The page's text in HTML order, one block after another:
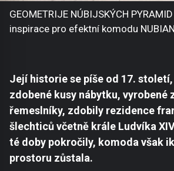
GEOMETRIJE NÚBIJSKÝCH
inspirace pro efektní komodu
Její historie se píše od 17.
zdobené kusy nábytku, vyrobené
řemeslníky, zdobily rezidence
šlechticů včetně krále Ludvíka
té doby pokročily, komoda však
prostoru zůstala.